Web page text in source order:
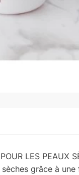
LES PEAUX
grâce à